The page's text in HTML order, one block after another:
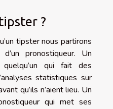
?
tipster nous partirons
pronostiqueur. Un
qui fait des
statistiques sur
qu’ils n’aient lieu. Un
qui met ses